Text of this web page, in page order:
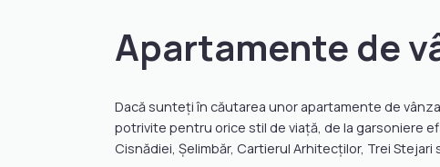
Apartamente de
Dacă sunteți în căutarea unor apartamente de
potrivite pentru orice stil de viață, de la garsoniere
Cisnădiei, Șelimbăr, Cartierul Arhitecților, Trei Stejari